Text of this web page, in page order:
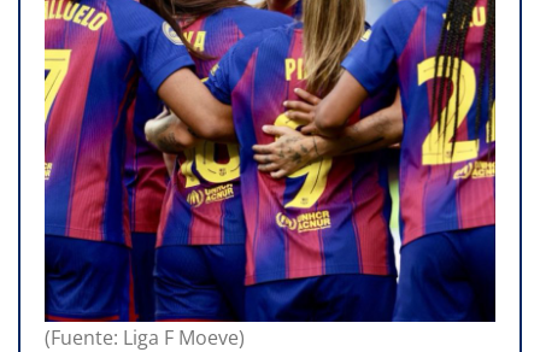
(Fuente: Liga F Moeve)